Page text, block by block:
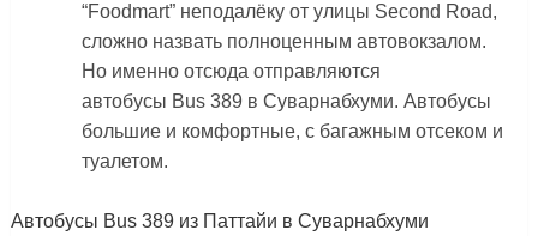
“Foodmart” неподалёку от улицы Second Road,
сложно назвать полноценным автовокзалом.
Но именно отсюда отправляются
автобусы Bus 389 в Суварнабхуми. Автобусы
большие и комфортные, с багажным отсеком и
туалетом.
Автобусы Bus 389 из Паттайи в Суварнабхуми